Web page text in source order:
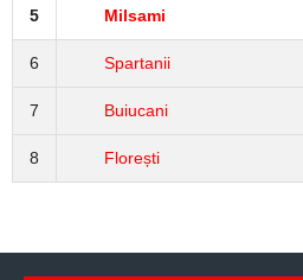
5 Milsami
6 Spartanii
7 Buiucani
8 Florești